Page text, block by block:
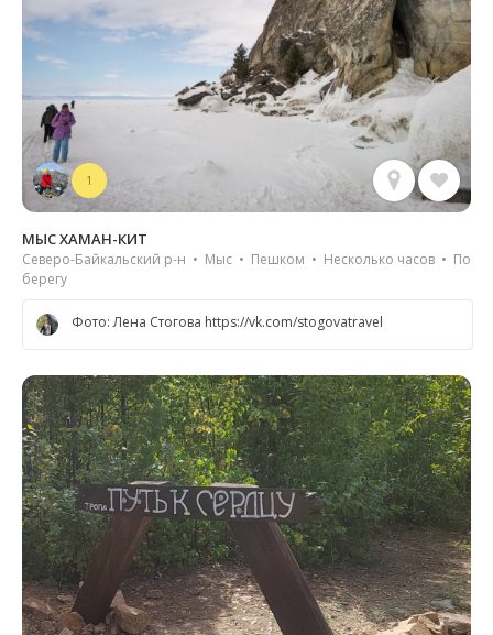
1
МЫС ХАМАН-КИТ
Северо-Байкальский р-н • Мыс • Пешком • Несколько часов • По
берегу
Фото: Лена Стогова https://vk.com/stogovatravel